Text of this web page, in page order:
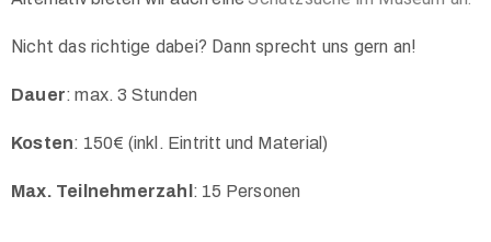
Nicht das richtige dabei? Dann sprecht uns gern an!
Dauer: max. 3 Stunden
Kosten: 150€ (inkl. Eintritt und Material)
Max. Teilnehmerzahl : 15 Personen